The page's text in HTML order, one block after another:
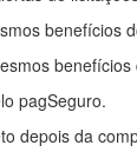
benefícios
pagSeguro.
depois da